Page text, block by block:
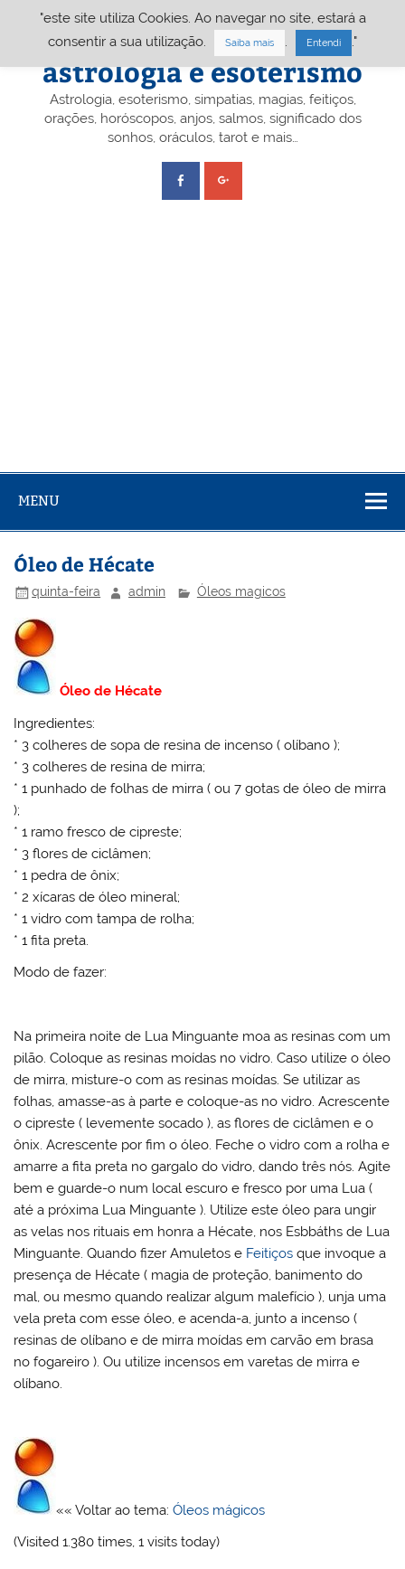
Portal A&E – Portal
astrologia e esoterismo
Astrologia, esoterismo, simpatias, magias, feitiços,
orações, horóscopos, anjos, salmos, significado dos
sonhos, oráculos, tarot e mais…
MENU
Óleo de Hécate
quinta-feira admin Óleos magicos
Óleo de Hécate
Ingredientes:
* 3 colheres de sopa de resina de incenso ( olíbano );
* 3 colheres de resina de mirra;
* 1 punhado de folhas de mirra ( ou 7 gotas de óleo de mirra
);
* 1 ramo fresco de cipreste;
* 3 flores de ciclâmen;
* 1 pedra de ônix;
* 2 xícaras de óleo mineral;
* 1 vidro com tampa de rolha;
* 1 fita preta.
Modo de fazer:
Na primeira noite de Lua Minguante moa as resinas com um
pilão. Coloque as resinas moídas no vidro. Caso utilize o óleo
de mirra, misture-o com as resinas moídas. Se utilizar as
folhas, amasse-as à parte e coloque-as no vidro. Acrescente
o cipreste ( levemente socado ), as flores de ciclâmen e o
ônix. Acrescente por fim o óleo. Feche o vidro com a rolha e
amarre a fita preta no gargalo do vidro, dando três nós. Agite
bem e guarde-o num local escuro e fresco por uma Lua (
até a próxima Lua Minguante ). Utilize este óleo para ungir
as velas nos rituais em honra a Hécate, nos Esbbáths de Lua
Minguante. Quando fizer Amuletos e Feitiços que invoque a
presença de Hécate ( magia de proteção, banimento do
mal, ou mesmo quando realizar algum malefício ), unja uma
vela preta com esse óleo, e acenda-a, junto a incenso (
resinas de olíbano e de mirra moídas em carvão em brasa
no fogareiro ). Ou utilize incensos em varetas de mirra e
olíbano.
«« Voltar ao tema:Óleos mágicos
(Visited 1.380 times, 1 visits today)
"este site utiliza Cookies. Ao navegar no site, estará a
consentir a sua utilização.
Saiba mais Entendi ."